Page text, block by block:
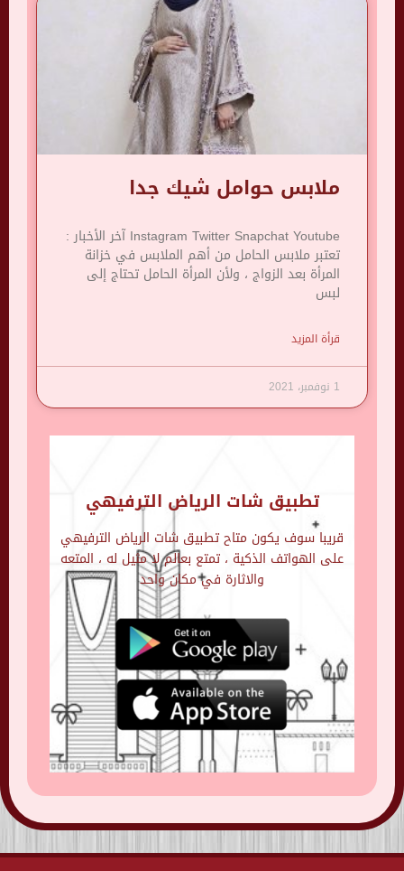
ملابس حوامل شيك جدا
Instagram Twitter Snapchat Youtube آخر الأخبار :
تعتبر ملابس الحامل من أهم الملابس في خزانة
المرأة بعد الزواج ، ولأن المرأة الحامل تحتاج إلى
لبس
قرأة المزيد
1 نوفمبر، 2021
تطبيق شات الرياض الترفيهي
قريبا سوف يكون متاح تطبيق شات الرياض الترفيهي
على الهواتف الذكية ، تمتع بعالم لا مثيل له ، المتعه
والاثارة في مكان واحد